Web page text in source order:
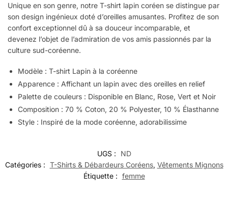
Unique en son genre, notre T-shirt lapin coréen se distingue par
son design ingénieux doté d’oreilles amusantes. Profitez de son
confort exceptionnel dû à sa douceur incomparable, et
devenez l’objet de l’admiration de vos amis passionnés par la
culture sud-coréenne.
Modèle : T-shirt Lapin à la coréenne
Apparence : Affichant un lapin avec des oreilles en relief
Palette de couleurs : Disponible en Blanc, Rose, Vert et Noir
Composition : 70 % Coton, 20 % Polyester, 10 % Élasthanne
Style : Inspiré de la mode coréenne, adorabilissime
UGS :
ND
Catégories : T-Shirts & Débardeurs Coréens, Vêtements Mignons
Étiquette : femme